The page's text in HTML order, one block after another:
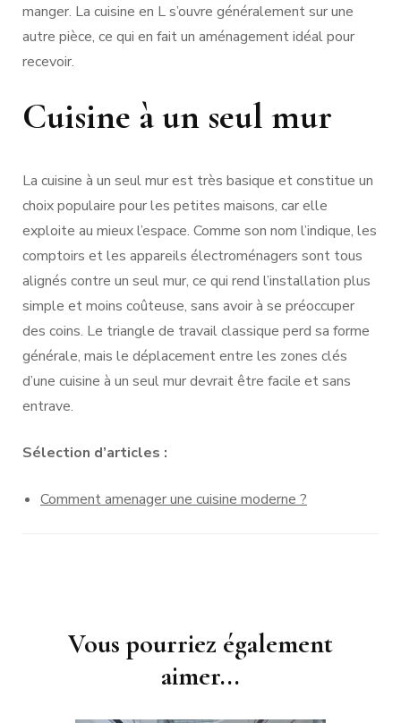
manger. La cuisine en L s’ouvre généralement sur une
autre pièce, ce qui en fait un aménagement idéal pour
recevoir.
Cuisine à un seul mur
La cuisine à un seul mur est très basique et constitue un
choix populaire pour les petites maisons, car elle
exploite au mieux l’espace. Comme son nom l’indique, les
comptoirs et les appareils électroménagers sont tous
alignés contre un seul mur, ce qui rend l’installation plus
simple et moins coûteuse, sans avoir à se préoccuper
des coins. Le triangle de travail classique perd sa forme
générale, mais le déplacement entre les zones clés
d’une cuisine à un seul mur devrait être facile et sans
entrave.
Sélection d’articles :
Comment amenager une cuisine moderne ?
Navigation
Vous pourriez également
aimer...